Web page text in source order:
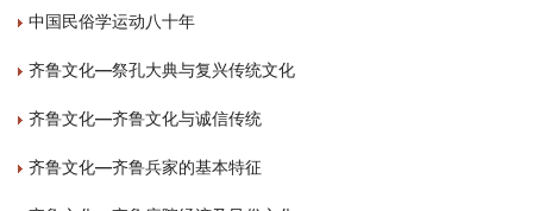
中国民俗学运动八十年
齐鲁文化—祭孔大典与复兴传统文化
齐鲁文化—齐鲁文化与诚信传统
齐鲁文化—齐鲁兵家的基本特征